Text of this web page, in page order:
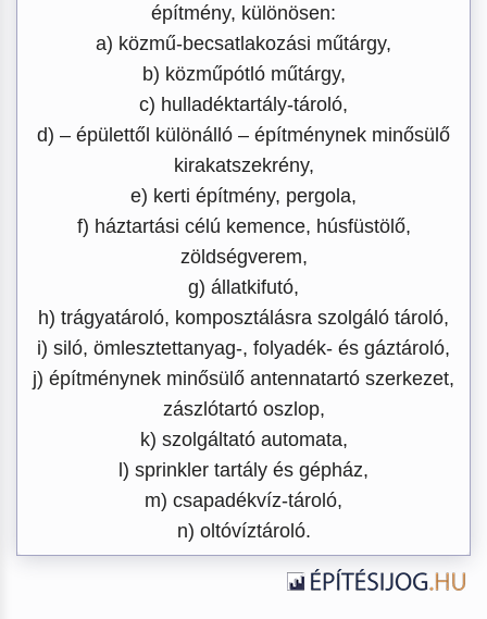
építmény, különösen:
a) közmű-becsatlakozási műtárgy,
b) közműpótló műtárgy,
c) hulladéktartály-tároló,
d) – épülettől különálló – építménynek minősülő
kirakatszekrény,
e) kerti építmény, pergola,
f) háztartási célú kemence, húsfüstölő,
zöldségverem,
g) állatkifutó,
h) trágyatároló, komposztálásra szolgáló tároló,
i) siló, ömlesztettanyag-, folyadék- és gáztároló,
j) építménynek minősülő antennatartó szerkezet,
zászlótartó oszlop,
k) szolgáltató automata,
l) sprinkler tartály és gépház,
m) csapadékvíz-tároló,
n) oltóvíztároló.